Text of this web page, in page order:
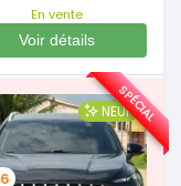
En vente
Voir détails
6
NEUFSPÉCIAL